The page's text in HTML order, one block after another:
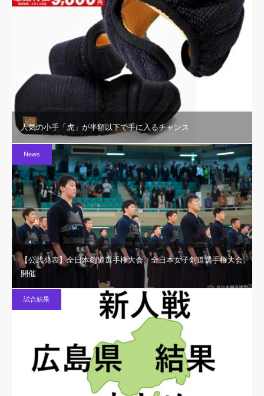
人気の小手「虎」が半額以下で手に入るチャンス
News
【公式発表】全日本剣道選手権大会、全日本女子剣道選手権大会
開催
試合結果